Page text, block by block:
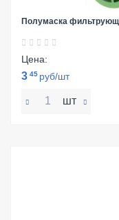
Полумаска
Цена:
3 45 руб/шт
шт